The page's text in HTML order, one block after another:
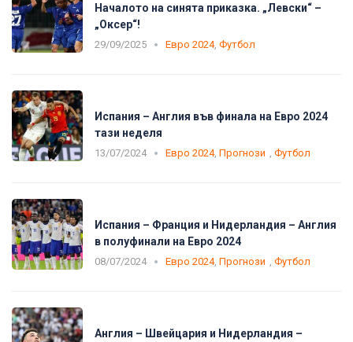
Началото на синята приказка. „Левски“ –
„Оксер“!
29/09/2025 Евро 2024, Футбол
Испания – Англия във финала на Евро 2024
тази неделя
13/07/2024 Евро 2024, Прогнози Футбол
Испания – Франция и Нидерландия – Англия
в полуфинали на Евро 2024
08/07/2024 Евро 2024, Прогнози Футбол
Англия – Швейцария и Нидерландия –